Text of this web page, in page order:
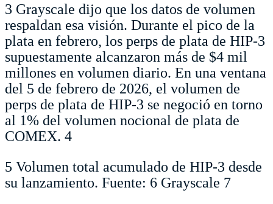
3 Grayscale dijo que los datos de volumen
respaldan esa visión. Durante el pico de la
plata en febrero, los perps de plata de HIP-3
supuestamente alcanzaron más de $4 mil
millones en volumen diario. En una ventana
del 5 de febrero de 2026, el volumen de
perps de plata de HIP-3 se negoció en torno
al 1% del volumen nocional de plata de
COMEX. 4
5 Volumen total acumulado de HIP-3 desde
su lanzamiento. Fuente: 6 Grayscale 7